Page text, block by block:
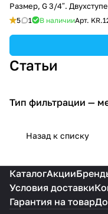
Размер, G 3/4″.
5 1 В наличииАрт.
Статьи
О воде и её очистке.
Тип фильтрации —
Назад к списку
КаталогАкции
Условия доставки
Гарантия на товар